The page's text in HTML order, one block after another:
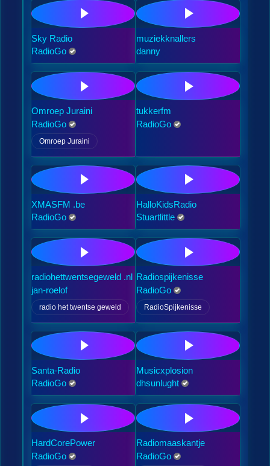
Sky Radio
RadioGo
muziekknallers
danny
Omroep Juraini
RadioGo
Omroep Juraini
tukkerfm
RadioGo
XMASFM .be
RadioGo
HalloKidsRadio
Stuartlittle
radiohettwentsegeweld .nl
jan-roelof
radio het twentse geweld
Radiospijkenisse
RadioGo
RadioSpijkenisse
Santa-Radio
RadioGo
Musicxplosion
dhsunlught
HardCorePower
RadioGo
Radiomaaskantje
RadioGo